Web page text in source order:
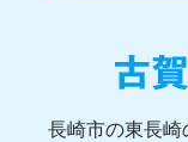
長崎市の東長崎